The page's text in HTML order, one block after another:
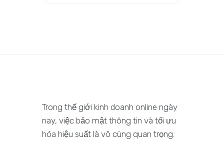
Trong thế giới kinh doanh online ngày
nay, việc bảo mật thông tin và tối ưu
hóa hiệu suất là vô cùng quan trọng.